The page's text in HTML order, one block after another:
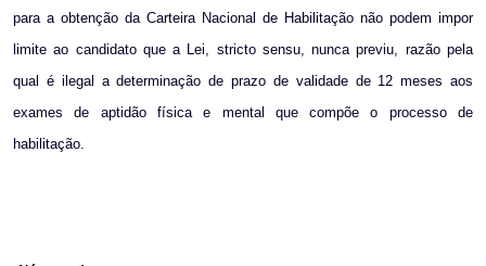
para a obtenção da Carteira Nacional de Habilitação não podem impor
limite ao candidato que a Lei, stricto sensu, nunca previu, razão pela
qual é ilegal a determinação de prazo de validade de 12 meses aos
exames de aptidão física e mental que compõe o processo de
habilitação.